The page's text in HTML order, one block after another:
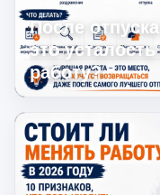
После
это
работу?